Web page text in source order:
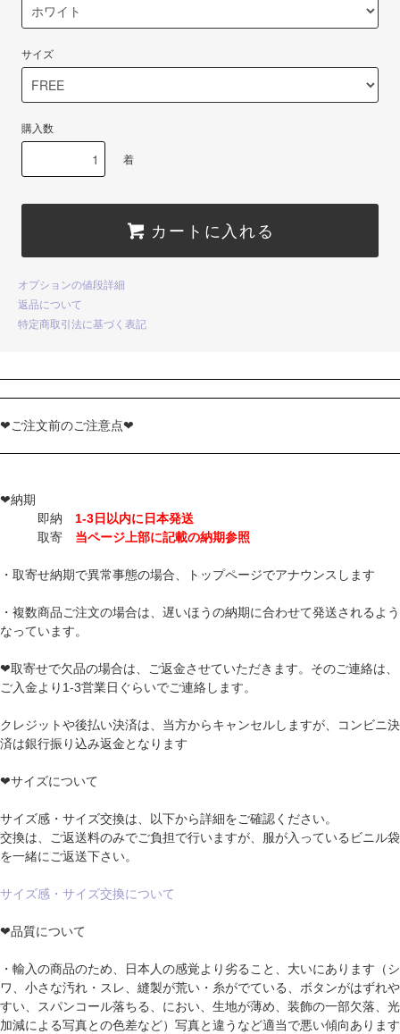
サイズ
購入数
着
カートに入れる
オプションの値段詳細
返品について
特定商取引法に基づく表記
❤ご注文前のご注意点❤
❤納期
即納 1-3日以内に日本発送
取寄 当ページ上部に記載の納期参照
・取寄せ納期で異常事態の場合、トップページでアナウンスします
・複数商品ご注文の場合は、遅いほうの納期に合わせて発送されるよう
なっています。
❤取寄せで欠品の場合は、ご返金させていただきます。そのご連絡は、
ご入金より1-3営業日ぐらいでご連絡します。
クレジットや後払い決済は、当方からキャンセルしますが、コンビニ決
済は銀行振り込み返金となります
❤サイズについて
サイズ感・サイズ交換は、以下から詳細をご確認ください。
交換は、ご返送料のみでご負担で行いますが、服が入っているビニル袋
を一緒にご返送下さい。
サイズ感・サイズ交換について
❤品質について
・輸入の商品のため、日本人の感覚より劣ること、大いにあります（シ
ワ、小さな汚れ・スレ、縫製が荒い・糸がでている、ボタンがはずれや
すい、スパンコール落ちる、におい、生地が薄め、装飾の一部欠落、光
加減による写真との色差など）写真と違うなど適当で悪い傾向あります